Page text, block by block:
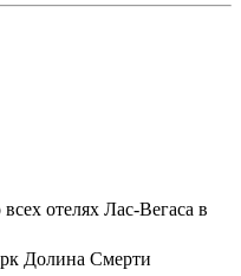
отелях Лас-Вегаса в
Долина Смерти